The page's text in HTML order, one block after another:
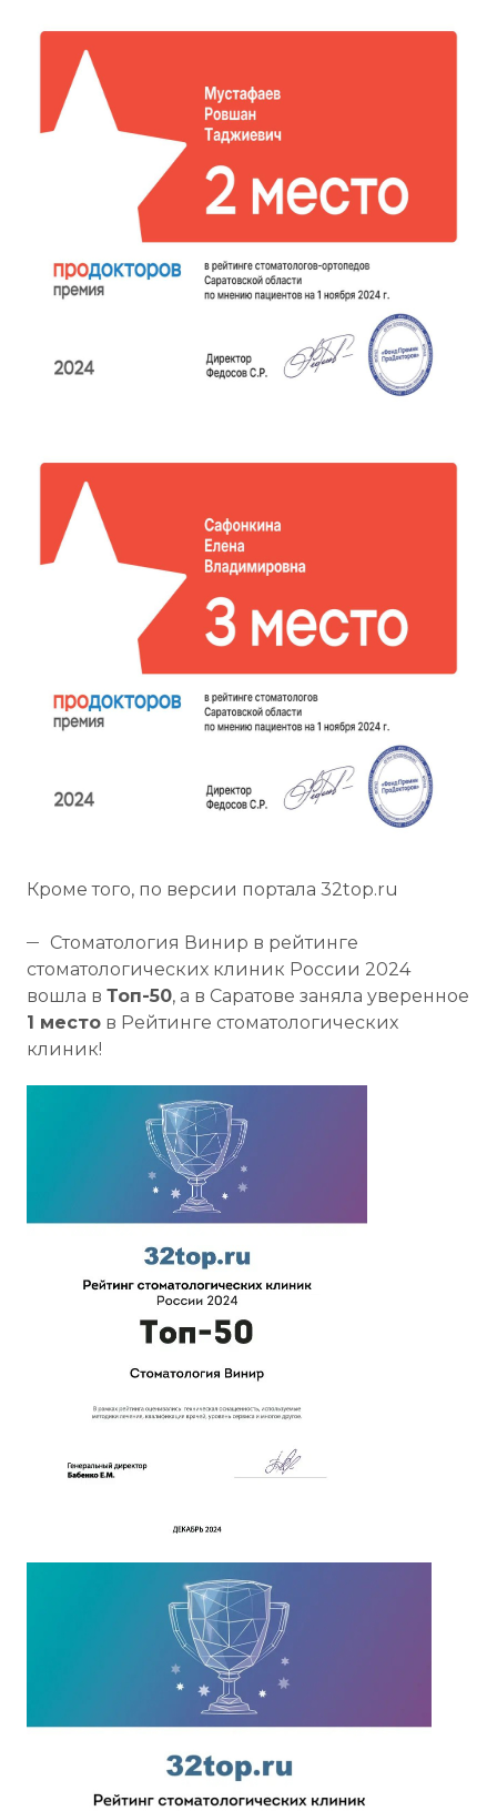
Кроме того, по версии портала 32top.ru
Стоматология Винир в рейтинге
стоматологических клиник России 2024
вошла в Топ-50, а в Саратове заняла уверенное
1 место в Рейтинге стоматологических
клиник!